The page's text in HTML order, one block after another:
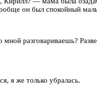
он был спокойный
разговариваешь?
я же только убралась.